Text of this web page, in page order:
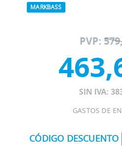
MARKBASS
PVP:
SIN IVA:
GASTOS DE
CÓDIGO DESCUENTO